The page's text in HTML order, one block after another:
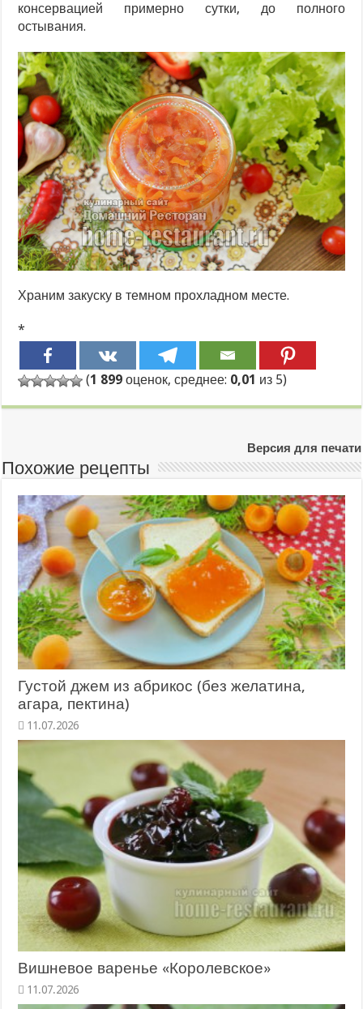
консервацией примерно сутки, до полного
остывания.
Храним закуску в темном прохладном месте.
*
(1 899 оценок, среднее: 0,01 из 5)
Версия для печати
Похожие рецепты
Густой джем из абрикос (без желатина,
агара, пектина)
11.07.2026
Вишневое варенье «Королевское»
11.07.2026